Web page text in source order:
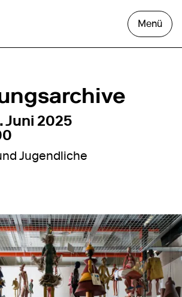
Menüdas
12:00 – 13:00
Juni 2025
Jugendliche